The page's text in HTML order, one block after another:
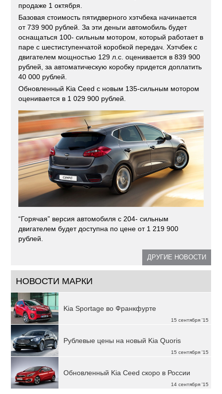
продаже 1 октября.
Базовая стоимость пятидверного хэтчбека начинается
от 739 900 рублей. За эти деньги автомобиль будет
оснащаться 100- сильным мотором, который работает в
паре с шестиступенчатой коробкой передач. Хэтчбек с
двигателем мощностью 129 л.с. оценивается в 839 900
рублей, за автоматическую коробку придется доплатить
40 000 рублей.
Обновленный Kia Ceed с новым 135-сильным мотором
оценивается в 1 029 900 рублей.
“Горячая” версия автомобиля с 204- сильным
двигателем будет доступна по цене от 1 219 900
рублей.
ДРУГИЕ НОВОСТИ
НОВОСТИ МАРКИ
15 сентября '15
Kia Sportage во Франкфурте
15 сентября '15
Рублевые цены на новый Kia Quoris
14 сентября '15
Обновленный Kia Ceed скоро в России